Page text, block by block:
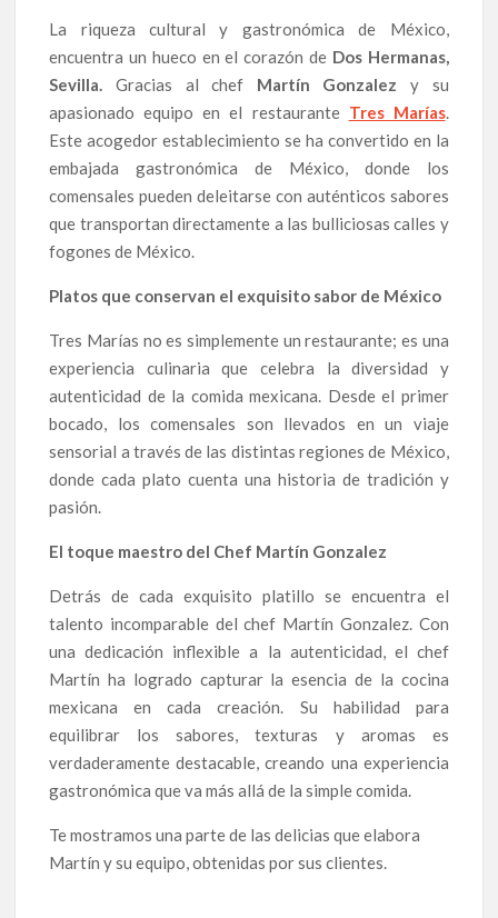
La riqueza cultural y gastronómica de México,
encuentra un hueco en el corazón de Dos Hermanas,
Sevilla. Gracias al chef Martín Gonzalez y su
apasionado equipo en el restaurante Tres Marías.
Este acogedor establecimiento se ha convertido en la
embajada gastronómica de México, donde los
comensales pueden deleitarse con auténticos sabores
que transportan directamente a las bulliciosas calles y
fogones de México.
Platos que conservan el exquisito sabor de México
Tres Marías no es simplemente un restaurante; es una
experiencia culinaria que celebra la diversidad y
autenticidad de la comida mexicana. Desde el primer
bocado, los comensales son llevados en un viaje
sensorial a través de las distintas regiones de México,
donde cada plato cuenta una historia de tradición y
pasión.
El toque maestro del Chef Martín Gonzalez
Detrás de cada exquisito platillo se encuentra el
talento incomparable del chef Martín Gonzalez. Con
una dedicación inflexible a la autenticidad, el chef
Martín ha logrado capturar la esencia de la cocina
mexicana en cada creación. Su habilidad para
equilibrar los sabores, texturas y aromas es
verdaderamente destacable, creando una experiencia
gastronómica que va más allá de la simple comida.
Te mostramos una parte de las delicias que elabora
Martín y su equipo, obtenidas por sus clientes.